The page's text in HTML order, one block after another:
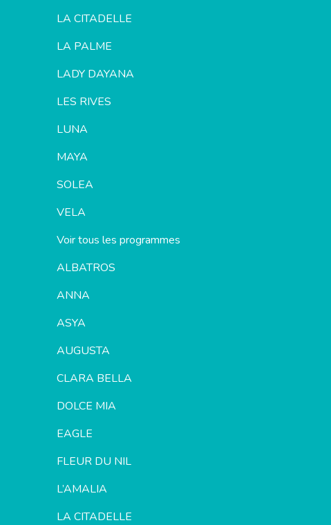
LA CITADELLE
LA PALME
LADY DAYANA
LES RIVES
LUNA
MAYA
SOLEA
VELA
Voir tous les programmes
ALBATROS
ANNA
ASYA
AUGUSTA
CLARA BELLA
DOLCE MIA
EAGLE
FLEUR DU NIL
L’AMALIA
LA CITADELLE